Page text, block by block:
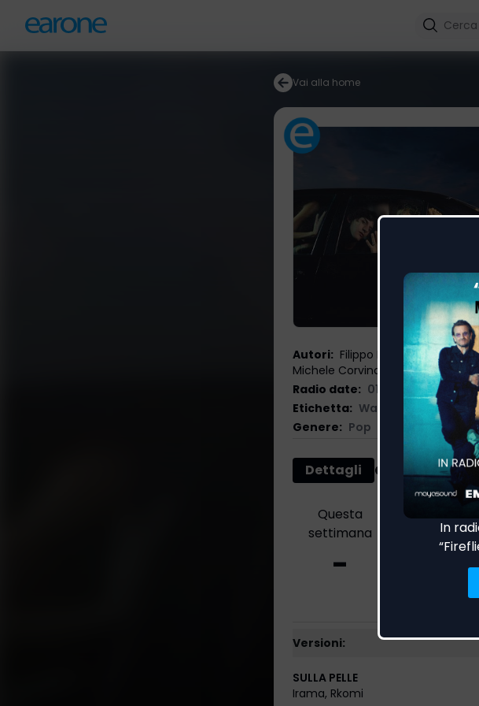
Vai alla home
Autori: Filippo Maria Fanti,
Michele Corvino, Mirko
Radio date: 01/09/2023
Etichetta: Warner
Island
Genere: Pop
Dettagli Classifica
Questa
settimana
-
Scorsa
settimana
Versioni:
SULLA PELLE
Irama, Rkomi